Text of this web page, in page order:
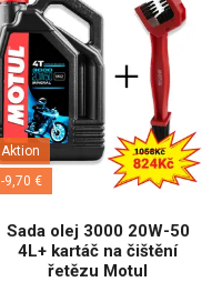
Aktion
-9,70 €
Sada olej 3000 20W-50
4L+ kartáč na čištění
řetězu Motul